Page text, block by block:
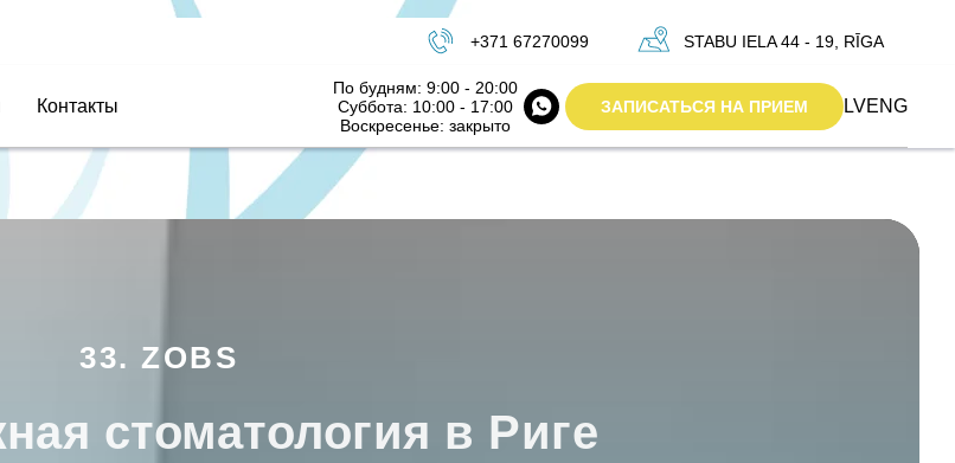
+371 67270099 STABU IELA 44 - 19, RĪGA
Контакты
По будням: 9:00 - 20:00
Суббота: 10:00 - 17:00
Воскресенье: закрыто
ЗАПИСАТЬСЯ НА ПРИЕМ LVENG
33. ZOBS
стоматология в Риге